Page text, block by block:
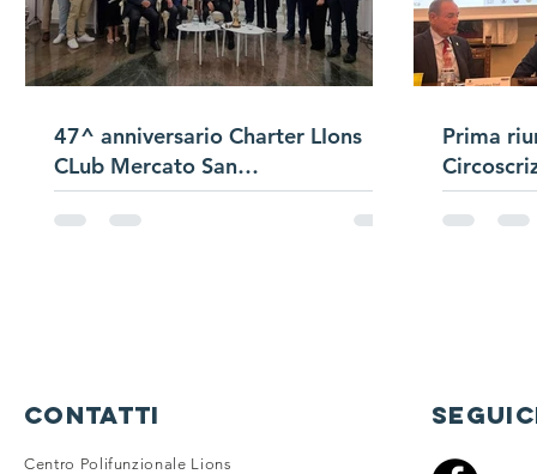
47^ anniversario Charter LIons
CLub Mercato San
Severino/Passaggio
Campana/Presentazione Satellite
Prima
contatti
Centro Polifunzionale Lions